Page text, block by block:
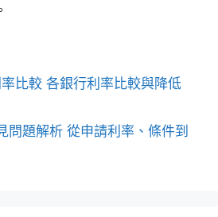
比較 各銀行利率比較與降低
問題解析 從申請利率、條件到